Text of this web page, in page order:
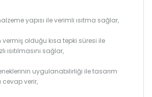
yapısı ile verimli ısıtma sağlar,
olduğu kısa tepki süresi ile
ısıtılmasını sağlar,
uygulanabilirliği ile tasarım
cevap verir,